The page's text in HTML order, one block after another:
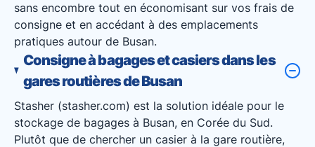
sans encombre tout en économisant sur vos frais de
consigne et en accédant à des emplacements
pratiques autour de Busan.
Consigne à bagages et casiers dans les
gares routières de Busan
Stasher (stasher.com) est la solution idéale pour le
stockage de bagages à Busan, en Corée du Sud.
Plutôt que de chercher un casier à la gare routière,